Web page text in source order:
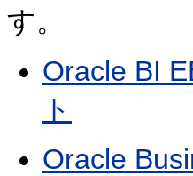
す。
Oracle BI
ト
Oracle